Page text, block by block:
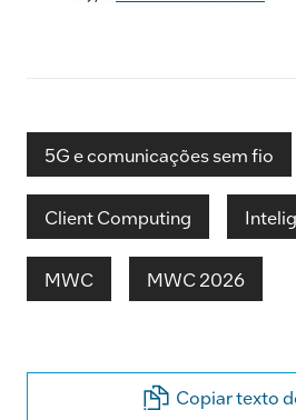
5G e comunicações sem fio
Client Computing
MWC MWC 2026
Copiar texto